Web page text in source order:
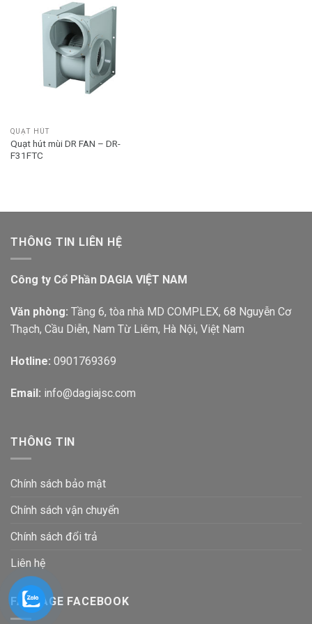
QUẠT HÚT
Quạt hút mùi DR FAN – DR-
F31FTC
THÔNG TIN LIÊN HỆ
Công ty Cổ Phần DAGIA VIỆT NAM
Văn phòng: Tầng 6, tòa nhà MD COMPLEX, 68 Nguyễn Cơ
Thạch, Cầu Diễn, Nam Từ Liêm, Hà Nội, Việt Nam
Hotline: 0901769369
Email: info@dagiajsc.com
THÔNG TIN
Chính sách bảo mật
Chính sách vận chuyển
Chính sách đổi trả
Liên hệ
FANPAGE FACEBOOK